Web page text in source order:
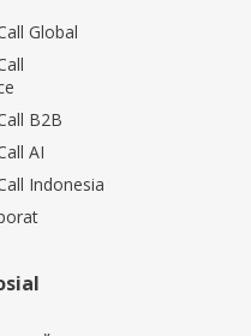
Global
B2B
AI
Indonesia